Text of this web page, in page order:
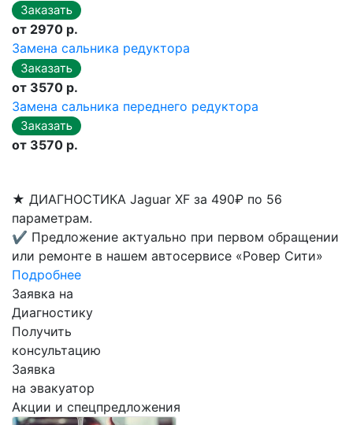
от 2970 р.
Замена сальника редуктора
от 3570 р.
Замена сальника переднего редуктора
от 3570 р.
★ ДИАГНОСТИКА Jaguar XF за 490₽ по 56
параметрам.
✔ Предложение актуально при первом обращении
или ремонте в нашем автосервисе «Ровер Сити»
Подробнее
Заявка на
Диагностику
Получить
консультацию
Заявка
на эвакуатор
Акции и спецпредложения